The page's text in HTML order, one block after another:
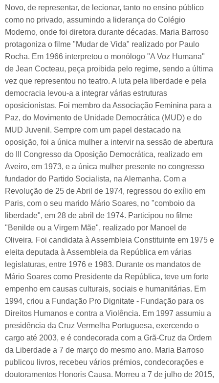
Novo, de representar, de lecionar, tanto no ensino público
como no privado, assumindo a liderança do Colégio
Moderno, onde foi diretora durante décadas. Maria Barroso
protagoniza o filme "Mudar de Vida" realizado por Paulo
Rocha. Em 1966 interpretou o monólogo "A Voz Humana"
de Jean Cocteau, peça proibida pelo regime, sendo a última
vez que representou no teatro. A luta pela liberdade e pela
democracia levou-a a integrar várias estruturas
oposicionistas. Foi membro da Associação Feminina para a
Paz, do Movimento de Unidade Democrática (MUD) e do
MUD Juvenil. Sempre com um papel destacado na
oposição, foi a única mulher a intervir na sessão de abertura
do III Congresso da Oposição Democrática, realizado em
Aveiro, em 1973, e a única mulher presente no congresso
fundador do Partido Socialista, na Alemanha. Com a
Revolução de 25 de Abril de 1974, regressou do exílio em
Paris, com o seu marido Mário Soares, no "comboio da
liberdade", em 28 de abril de 1974. Participou no filme
"Benilde ou a Virgem Mãe", realizado por Manoel de
Oliveira. Foi candidata à Assembleia Constituinte em 1975 e
eleita deputada à Assembleia da República em várias
legislaturas, entre 1976 e 1983. Durante os mandatos de
Mário Soares como Presidente da República, teve um forte
empenho em causas culturais, sociais e humanitárias. Em
1994, criou a Fundação Pro Dignitate - Fundação para os
Direitos Humanos e contra a Violência. Em 1997 assumiu a
presidência da Cruz Vermelha Portuguesa, exercendo o
cargo até 2003, e é condecorada com a Grã-Cruz da Ordem
da Liberdade a 7 de março do mesmo ano. Maria Barroso
publicou livros, recebeu vários prémios, condecorações e
doutoramentos Honoris Causa. Morreu a 7 de julho de 2015,